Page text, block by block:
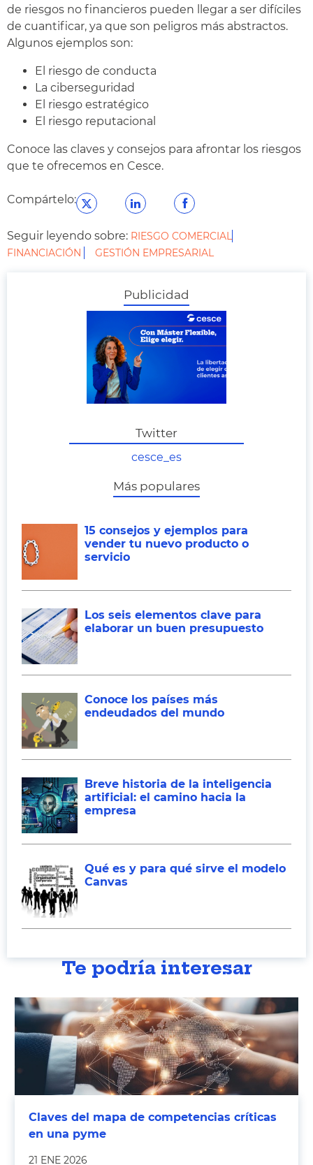
de riesgos no financieros pueden llegar a ser difíciles
de cuantificar, ya que son peligros más abstractos.
Algunos ejemplos son:
El riesgo de conducta
La ciberseguridad
El riesgo estratégico
El riesgo reputacional
Conoce las claves y consejos para afrontar los riesgos
que te ofrecemos en Cesce.
Compártelo:
Seguir leyendo sobre: RIESGO COMERCIAL
FINANCIACIÓN
GESTIÓN EMPRESARIAL
Publicidad
Twitter
cesce_es
Más populares
15 consejos y ejemplos para
vender tu nuevo producto o
servicio
Los seis elementos clave para
elaborar un buen presupuesto
Conoce los países más
endeudados del mundo
Breve historia de la inteligencia
artificial: el camino hacia la
empresa
Qué es y para qué sirve el modelo
Canvas
Te podría interesar
Claves del mapa de competencias críticas
en una pyme
21 ENE 2026